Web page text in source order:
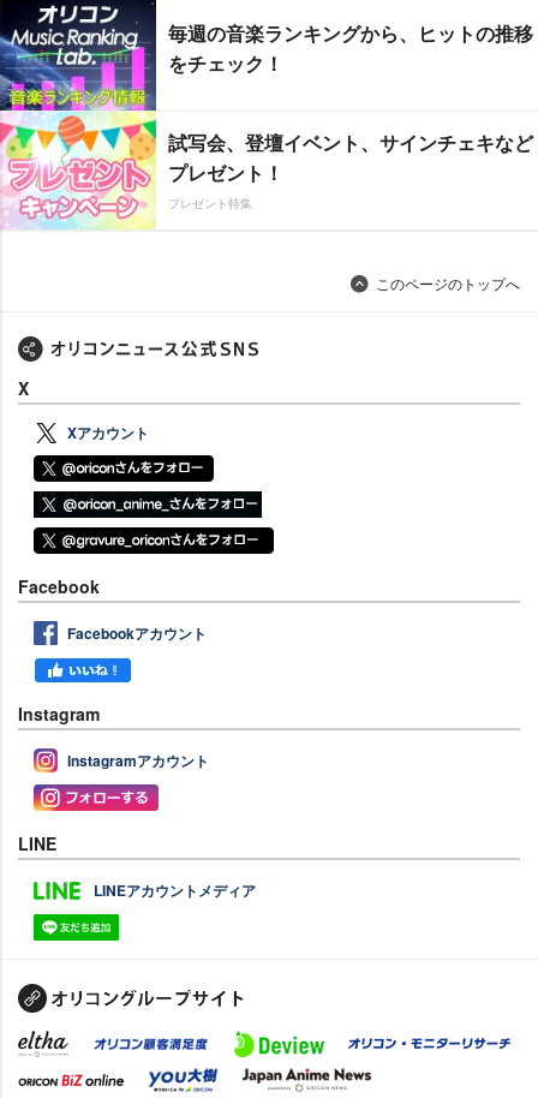
毎週の音楽ランキングから、ヒットの推移
をチェック！
試写会、登壇イベント、サインチェキなど
プレゼント！
プレゼント特集
このページのトップへ
X
Xアカウント
Facebook
Facebookアカウント
Instagram
Instagramアカウント
LINE
LINEアカウントメディア